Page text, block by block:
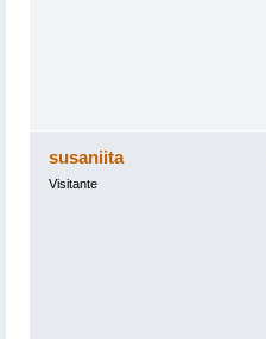
susaniita
Visitante